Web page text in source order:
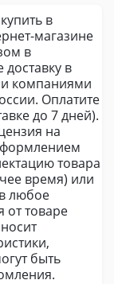
в
магазине
в
в
компаниями
Оплатите
до 7 дней).
на
товара
время) или
любое
от товаре
быть